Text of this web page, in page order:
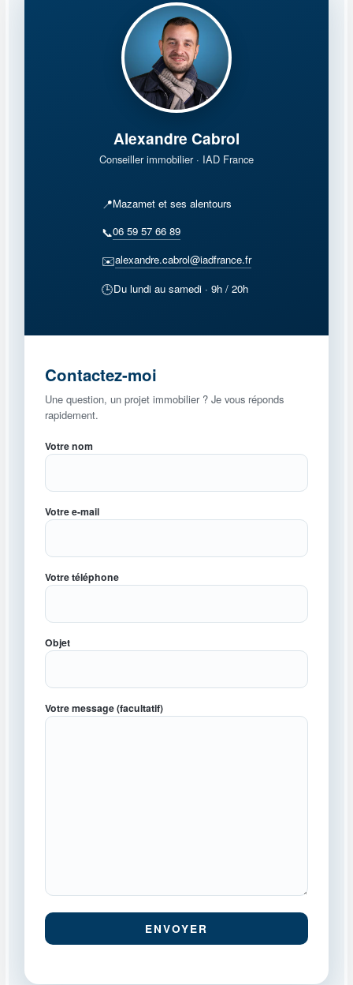
Alexandre Cabrol
Conseiller immobilier · IAD France
📍Mazamet et ses alentours
📞06 59 57 66 89
✉️alexandre.cabrol@iadfrance.fr
🕒Du lundi au samedi · 9h / 20h
Contactez-moi
Une question, un projet immobilier ? Je vous réponds
rapidement.
Votre nom
Votre e-mail
Votre téléphone
Objet
Votre message (facultatif)